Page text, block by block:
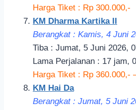
Harga Tiket : Rp 300.000,-
KM Dharma Kartika II
Berangkat : Kamis, 4 Juni
Tiba : Jumat, 5 Juni 2026,
Lama Perjalanan : 17 jam,
Harga Tiket : Rp 360.000,-
KM Hai Da
Berangkat : Jumat, 5 Juni